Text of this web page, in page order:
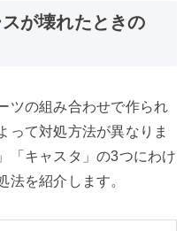
が壊れたときの
ツの組み合わせで作られ
って対処方法が異なりま
「キャスタ」の3つにわけ
法を紹介します。